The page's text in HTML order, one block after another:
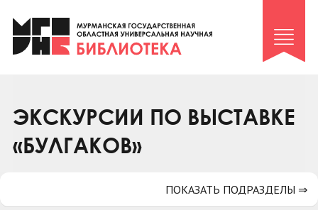
Клуб «Гиря и сельдерей»
Клуб «Семейный архив»
Коллегам
Контакты
ЭКСКУРСИИ ПО ВЫСТАВКЕ
«БУЛГАКОВ»
ПОКАЗАТЬ ПОДРАЗДЕЛЫ ⇒